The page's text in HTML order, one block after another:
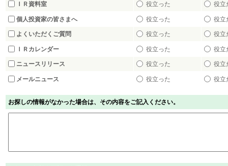
ＩＲ資料室 役立った 役立
個人投資家の皆さまへ 役立った 役立
よくいただくご質問 役立った 役立
ＩＲカレンダー 役立った 役立
ニュースリリース 役立った 役立
メールニュース 役立った 役立
お探しの情報がなかった場合は、その内容をご記入ください。